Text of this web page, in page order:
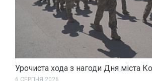
Урочиста хода з нагоди Дня міста
6 СЕРПНЯ 2026